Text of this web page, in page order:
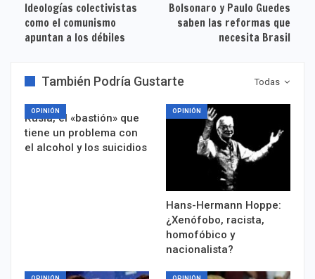
Ideologías colectivistas
como el comunismo
apuntan a los débiles
Bolsonaro y Paulo Guedes
saben las reformas que
necesita Brasil
Todas
También Podría Gustarte
OPINIÓN
Rusia, el «bastión» que
tiene un problema con
el alcohol y los suicidios
OPINIÓN
Hans-Hermann Hoppe:
¿Xenófobo, racista,
homofóbico y
nacionalista?